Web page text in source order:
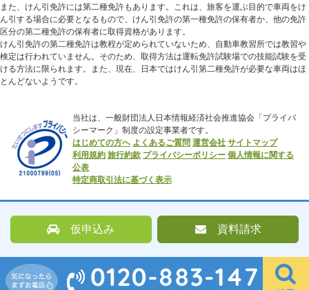
また、けん引免許には第二種免許もあります。これは、旅客を運ぶ目的で車両をけ
ん引する場合に必要となるもので、けん引免許の第一種免許の保有者か、他の免許
区分の第二種免許の保有者に取得資格があります。
けん引免許の第二種免許は教程が定められていないため、自動車教習所では教習や
検定は行われていません。そのため、取得方法は運転免許試験場での技能試験を受
ける方法に限られます。また、現在、日本ではけん引第二種免許が必要な車両はほ
とんどないようです。
当社は、一般財団法人日本情報経済社会推進協会「プライバ
シーマーク」制度の設定事業者です。
はじめての方へ よくあるご質問 運営会社サイトマップ
利用規約旅行約款 プライバシーポリシー個人情報に関する
公表
特定商取引法に基づく表示
仮申込み 資料請求